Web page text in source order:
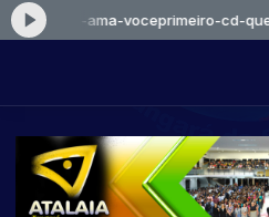
jesus-ama-voceprimeiro-cd-